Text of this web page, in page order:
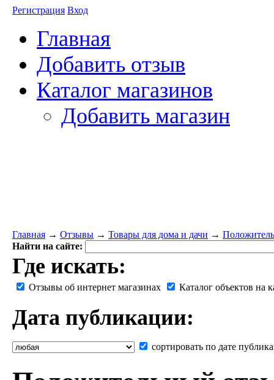
Регистрация Вход
Главная
Добавить отзыв
Каталог магазинов
Добавить магазин
Главная → Отзывы → Товары для дома и дачи →
Найти на сайте:
Где искать:
Отзывы об интернет магазинах Каталог объектов на
Дата публикации:
сортировать по дате